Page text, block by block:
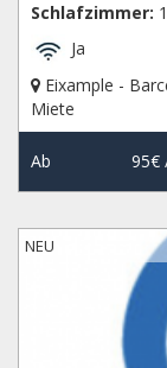
Schlafzimmer: 1
Ja
Eixample -
Miete
Ab 95€
NEU